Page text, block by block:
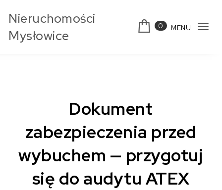
Nieruchomości
Mysłowice
0 MENU
Dokument
zabezpieczenia przed
wybuchem — przygotuj
się do audytu ATEX